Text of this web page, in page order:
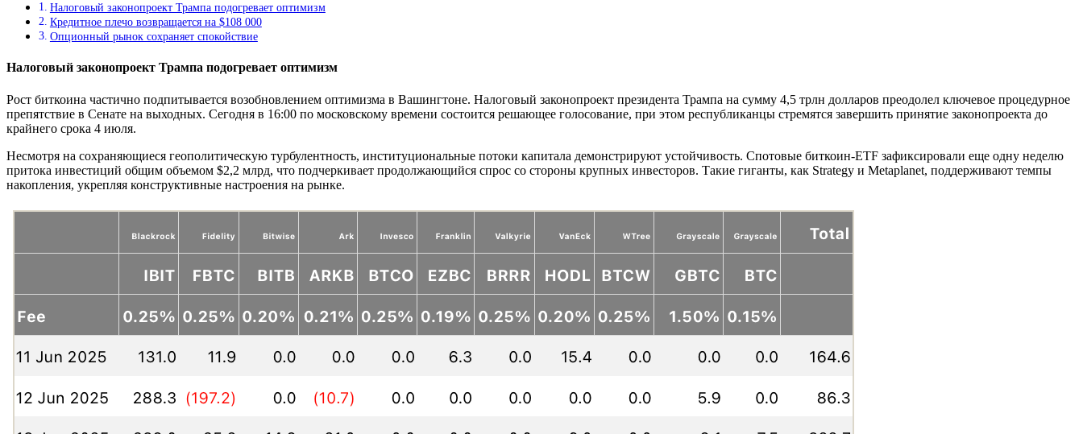
Налоговый законопроект Трампа подогревает оптимизм
Кредитное плечо возвращается на $108 000
Опционный рынок сохраняет спокойствие
Налоговый законопроект Трампа подогревает оптимизм
Рост биткоина частично подпитывается возобновлением оптимизма в Вашингтоне. Налоговый законопроект президента Трампа на сумму 4,5 трлн долларов преодолел ключевое процедурное
препятствие в Сенате на выходных. Сегодня в 16:00 по московскому времени состоится решающее голосование, при этом республиканцы стремятся завершить принятие законопроекта до
крайнего срока 4 июля.
Несмотря на сохраняющиеся геополитическую турбулентность, институциональные потоки капитала демонстрируют устойчивость. Спотовые биткоин-ETF зафиксировали еще одну неделю
притока инвестиций общим объемом $2,2 млрд, что подчеркивает продолжающийся спрос со стороны крупных инвесторов. Такие гиганты, как Strategy и Metaplanet, поддерживают темпы
накопления, укрепляя конструктивные настроения на рынке.